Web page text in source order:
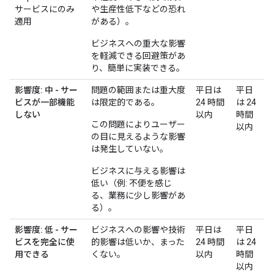
サービスにのみ
適用
や生産性低下などの恐れ
がある）。
ビジネスへの重大な影響
を軽減できる回避策があ
り、簡単に実装できる。
影響度: 中 - サー
ビスが一部機能
しない
問題の範囲または重大度
は限定的である。
この問題によりユーザー
の目に見えるような影響
は発生していない。
ビジネスに与える影響は
低い（例: 不便を感じ
る、業務に少し影響があ
る）。
平日は
24 時間
以内
平日
は 24
時間
以内
影響度: 低 - サー
ビスを完全に使
用できる
ビジネスへの影響や技術
的影響は低いか、まった
くない。
平日は
24 時間
以内
平日
は 24
時間
以内